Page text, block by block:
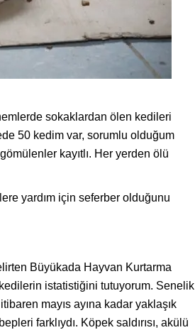
sokaklardan ölen kedileri
50 kedim var, sorumlu olduğum
kayıtlı. Her yerden ölü
yardım için seferber olduğunu
Büyükada Hayvan Kurtarma
istatistiğini tutuyorum. Senelik
mayıs ayına kadar yaklaşık
farklıydı. Köpek saldırısı, akülü